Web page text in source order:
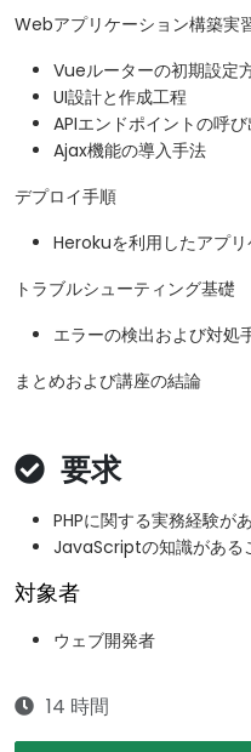
Webアプリケーション構築実
Vueルーターの初期設定
UI設計と作成工程
APIエンドポイントの呼
Ajax機能の導入手法
デプロイ手順
Herokuを利用したアプ
トラブルシューティング基礎
エラーの検出および対処
まとめおよび講座の結論
要求
PHPに関する実務経験が
JavaScriptの知識がある
対象者
ウェブ開発者
14 時間